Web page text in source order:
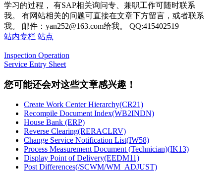
学习的过程， 有SAP相关询问专、兼职工作可随时联系
我。 有网站相关的问题可直接在文章下方留言，或者联系
我。 邮件：yan252@163.com给我。 QQ:415402519
站内专栏 站点
Inspection Operation
Service Entry Sheet
您可能还会对这些文章感兴趣！
Create Work Center Hierarchy(CR21)
Recompile Document Index(WB2INDN)
House Bank (ERP)
Reverse Clearing(RERACLRV)
Change Service Notification List(IW58)
Process Measurement Document (Technician)(IK13)
Display Point of Delivery(EEDM11)
Post Differences(/SCWM/WM_ADJUST)